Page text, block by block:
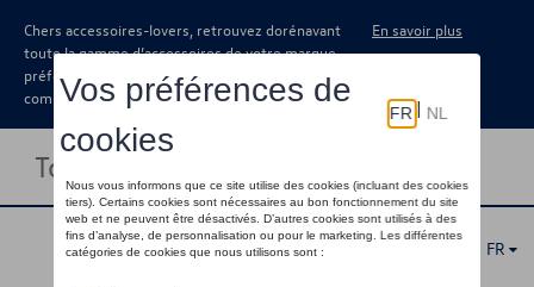
Chers accessoires-lovers, retrouvez dorénavant
toute la gamme d’accessoires de votre marque
préférée sous forme de catalogue à
commander auprès de votre concessionaire.
En savoir plus
Toggle navigation
FR